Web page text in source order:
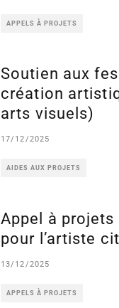
APPELS À PROJETS
Soutien aux
création
arts visuels)
17/12/2025
AIDES AUX PROJETS
Appel à projets
pour l’artiste
13/12/2025
APPELS À PROJETS